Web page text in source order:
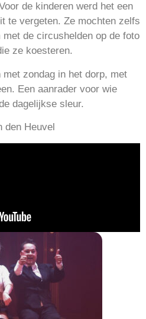
de kinderen werd het een
te vergeten. Ze mochten zelfs
de circushelden op de foto
ze koesteren.
zondag in het dorp, met
Een aanrader voor wie
dagelijkse sleur.
den Heuvel